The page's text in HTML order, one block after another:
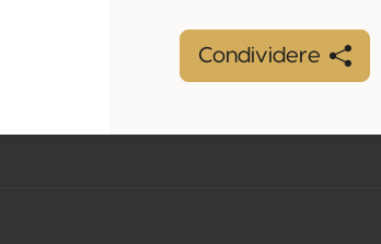
Condividere